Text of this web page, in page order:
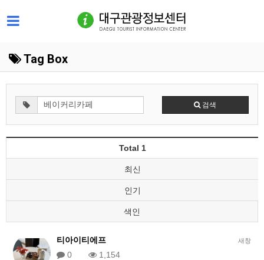
Tag Box
검색
Total 1
최신
인기
색인
새창
티아이티에프
0
1,154